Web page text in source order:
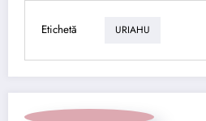
Etichetă URIAHU